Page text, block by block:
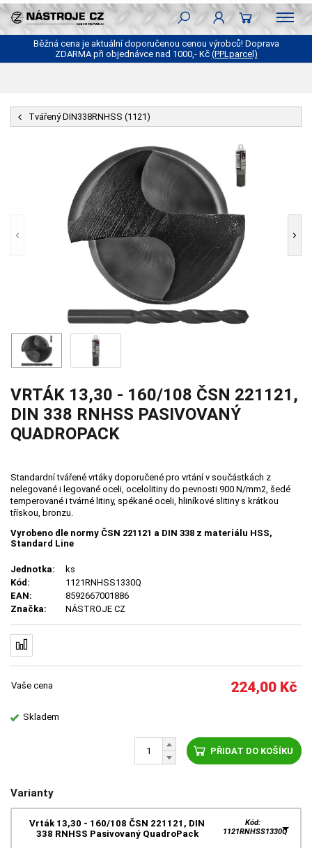
Běžná cena je aktuální doporučenou cenou výrobců! Doprava
ZDARMA při objednávce nad 1000,- Kč (PPLparcel)
Tvářený DIN338RNHSS (1121)
VRTÁK 13,30 - 160/108 ČSN 221121,
DIN 338 RNHSS PASIVOVANÝ
QUADROPACK
Standardní tvářené vrtáky doporučené pro vrtání v součástkách z
nelegované i legované oceli, ocelolitiny do pevnosti 900 N/mm2, šedé
temperované i tvárné litiny, spékané oceli, hliníkové slitiny s krátkou
třískou, bronzu.
Vyrobeno dle normy ČSN 221121 a DIN 338 z materiálu HSS,
Standard Line
Jednotka:
ks
Kód:
1121RNHSS1330Q
EAN:
8592667001886
Značka:
NÁSTROJE CZ
Vaše cena 224,00 Kč
Skladem
PŘIDAT DO KOŠÍKU
Varianty
Vrták 13,30 - 160/108 ČSN 221121, DIN
338 RNHSS Pasivovaný QuadroPack
Kód:
1121RNHSS1330Q